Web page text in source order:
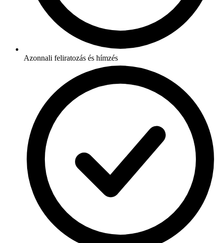
Azonnali feliratozás és hímzés